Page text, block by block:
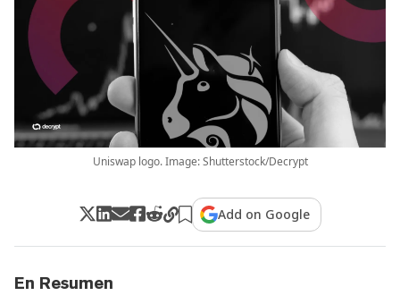
Uniswap logo. Image: Shutterstock/Decrypt
Add on Google
En Resumen